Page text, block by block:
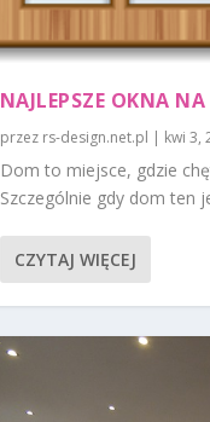
NAJLEPSZE OKNA
przez rs-design.net.pl | kwi 3,
Dom to miejsce, gdzie
Szczególnie gdy dom ten
CZYTAJ WIĘCEJ